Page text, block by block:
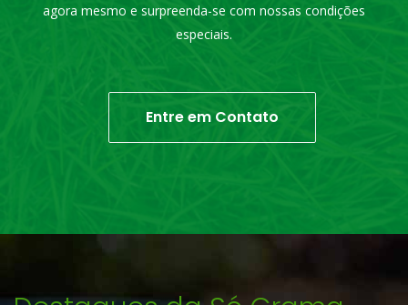
agora mesmo e surpreenda-se com nossas condições
especiais.
Entre em Contato